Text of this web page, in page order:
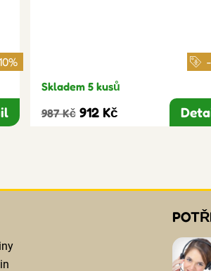
Skladem 5 kusů
987 Kč 912 Kč